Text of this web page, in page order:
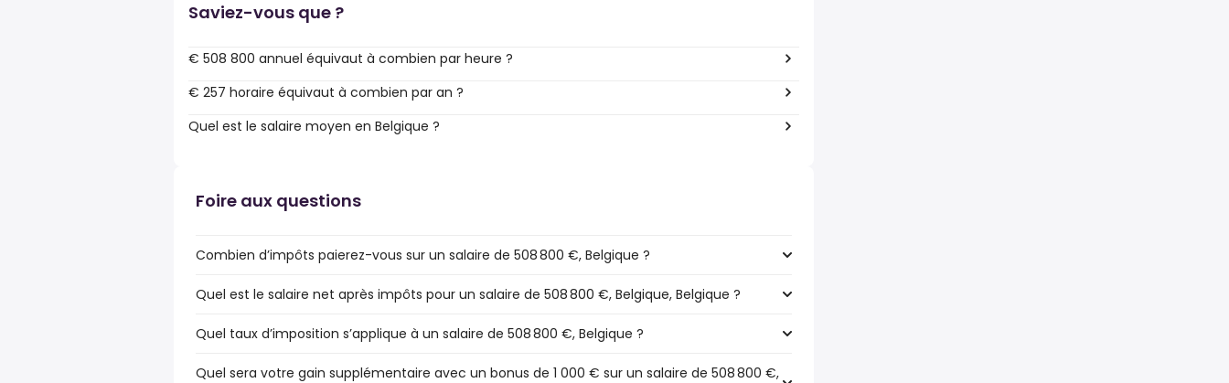
Saviez-vous que ?
€ 508 800 annuel équivaut à combien par heure ?
€ 257 horaire équivaut à combien par an ?
Quel est le salaire moyen en Belgique ?
Foire aux questions
Combien d’impôts paierez-vous sur un salaire de 508 800 €, Belgique ?
Quel est le salaire net après impôts pour un salaire de 508 800 €, Belgique, Belgique ?
Quel taux d’imposition s’applique à un salaire de 508 800 €, Belgique ?
Quel sera votre gain supplémentaire avec un bonus de 1 000 € sur un salaire de 508 800 €,